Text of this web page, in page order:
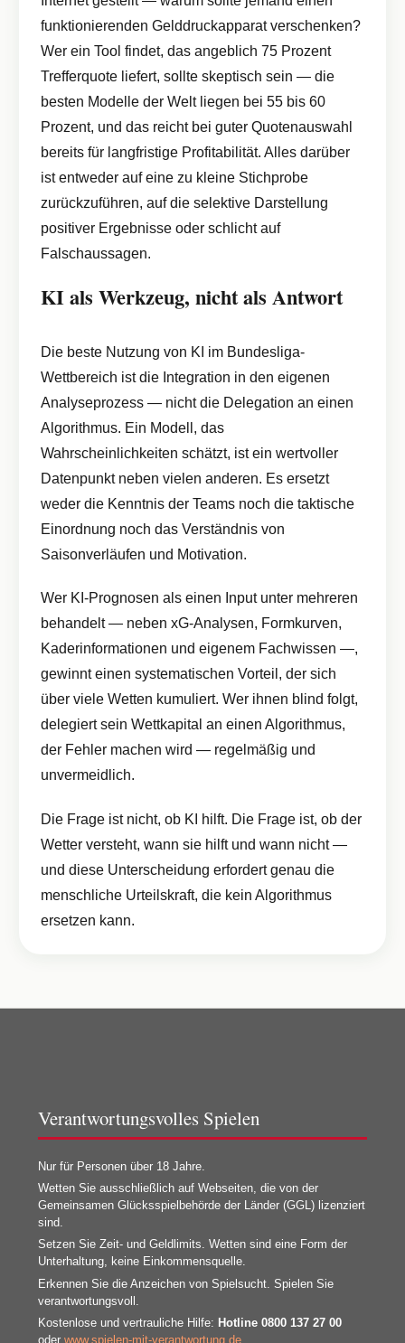
funktionierenden Gelddruckapparat verschenken?
Wer ein Tool findet, das angeblich 75 Prozent
Trefferquote liefert, sollte skeptisch sein — die
besten Modelle der Welt liegen bei 55 bis 60
Prozent, und das reicht bei guter Quotenauswahl
bereits für langfristige Profitabilität. Alles darüber
ist entweder auf eine zu kleine Stichprobe
zurückzuführen, auf die selektive Darstellung
positiver Ergebnisse oder schlicht auf
Falschaussagen.
KI als Werkzeug, nicht als Antwort
Die beste Nutzung von KI im Bundesliga-
Wettbereich ist die Integration in den eigenen
Analyseprozess — nicht die Delegation an einen
Algorithmus. Ein Modell, das
Wahrscheinlichkeiten schätzt, ist ein wertvoller
Datenpunkt neben vielen anderen. Es ersetzt
weder die Kenntnis der Teams noch die taktische
Einordnung noch das Verständnis von
Saisonverläufen und Motivation.
Wer KI-Prognosen als einen Input unter mehreren
behandelt — neben xG-Analysen, Formkurven,
Kaderinformationen und eigenem Fachwissen —,
gewinnt einen systematischen Vorteil, der sich
über viele Wetten kumuliert. Wer ihnen blind folgt,
delegiert sein Wettkapital an einen Algorithmus,
der Fehler machen wird — regelmäßig und
unvermeidlich.
Die Frage ist nicht, ob KI hilft. Die Frage ist, ob der
Wetter versteht, wann sie hilft und wann nicht —
und diese Unterscheidung erfordert genau die
menschliche Urteilskraft, die kein Algorithmus
ersetzen kann.
Verantwortungsvolles Spielen
Nur für Personen über 18 Jahre.
Wetten Sie ausschließlich auf Webseiten, die von der
Gemeinsamen Glücksspielbehörde der Länder (GGL) lizenziert
sind.
Setzen Sie Zeit- und Geldlimits. Wetten sind eine Form der
Unterhaltung, keine Einkommensquelle.
Erkennen Sie die Anzeichen von Spielsucht. Spielen Sie
verantwortungsvoll.
Kostenlose und vertrauliche Hilfe: Hotline 0800 137 27 00
oder www.spielen-mit-verantwortung.de